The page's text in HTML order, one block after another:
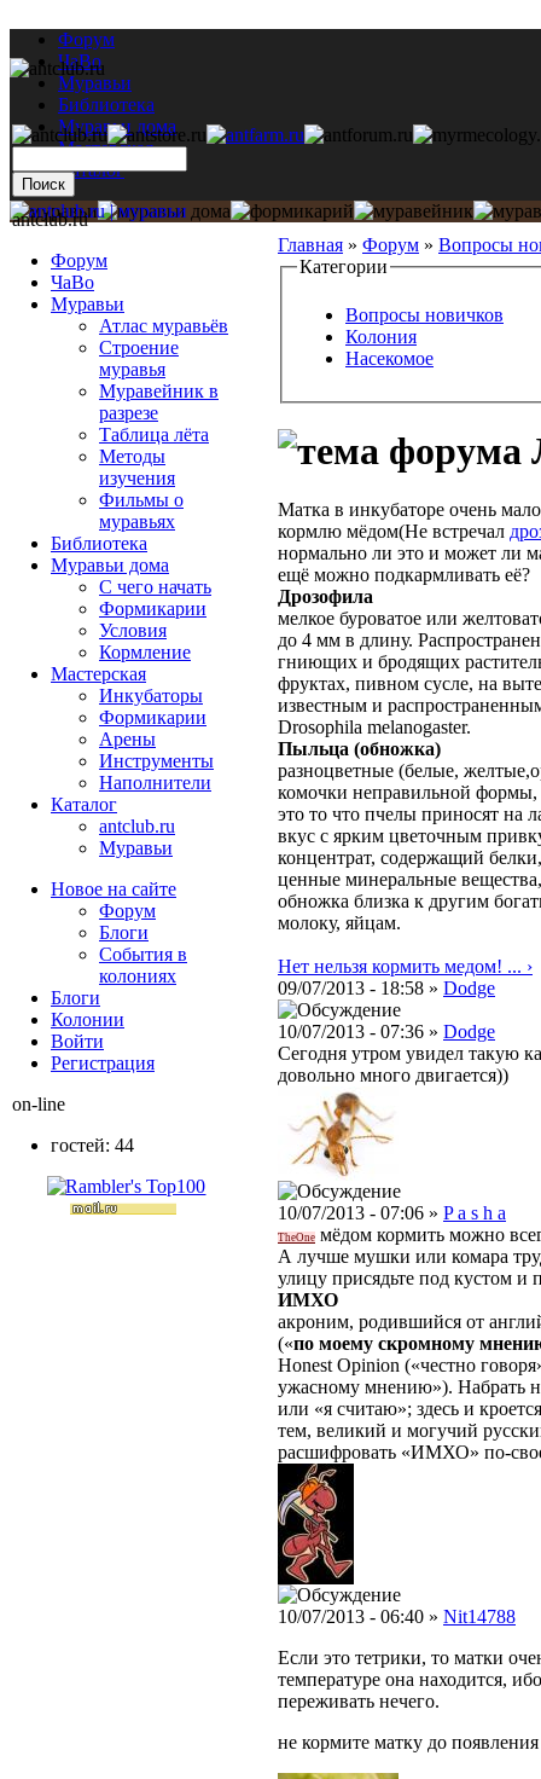
Форум
ЧаВо
Муравьи
Библиотека
Муравьи дома
Мастерская
Каталог
Главная » Форум » Вопросы
Категории
Вопросы новичков
Колония
Насекомое
Матка в инкубаторе очень
кормлю мёдом(Не встречал
нормально ли это и может ли
ещё можно подкармливать её?
Дрозофила
мелкое буроватое или
до 4 мм в длину.
гниющих и бродящих
фруктах, пивном сусле, на
известным и
Drosophila melanogaster.
Пыльца (обножка)
разноцветные (белые,
комочки неправильной
это то что пчелы приносят на
вкус с ярким цветочным
концентрат, содержащий
ценные минеральные
обножка близка к другим
молоку, яйцам.
Нет нельзя кормить медом! ... ›
09/07/2013 - 18:58 » Dodge
10/07/2013 - 07:36 » Dodge
Сегодня утром увидел такую
довольно много двигается))
10/07/2013 - 07:06 » P a s h a
TheOne мёдом кормить можно
А лучше мушки или комара
улицу присядьте под кустом и
ИМХО
акроним, родившийся от
(«по моему скромному
Honest Opinion («честно
ужасному мнению»). Набрать
или «я считаю»; здесь и
тем, великий и могучий
расшифровать «ИМХО» по-
10/07/2013 - 06:40 » Nit14788
Если это тетрики, то матки
температуре она находится,
переживать нечего.
не кормите матку до
antclub.ru
Форум
ЧаВо
Муравьи
Атлас муравьёв
Строение
муравья
Муравейник в
разрезе
Таблица лёта
Методы
изучения
Фильмы о
муравьях
Библиотека
Муравьи дома
С чего начать
Формикарии
Условия
Кормление
Мастерская
Инкубаторы
Формикарии
Арены
Инструменты
Наполнители
Каталог
antclub.ru
Муравьи
Новое на сайте
Форум
Блоги
События в
колониях
Блоги
Колонии
Войти
Peгиcтpaция
on-line
гостей: 44